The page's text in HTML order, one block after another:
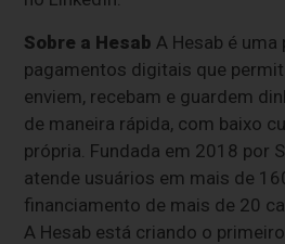
Sobre a Hesab A Hesab é
pagamentos digitais que
enviem, recebam e guardem
de maneira rápida, com baixo
própria. Fundada em 2018 por
atende usuários em mais de
financiamento de mais de 20
A Hesab está criando o